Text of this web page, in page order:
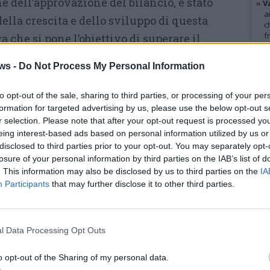
- Do Not Process My Personal Information
opt-out of the sale, sharing to third parties, or processing of your
for targeted advertising by us, please use the below opt-out
selection. Please note that after your opt-out request is processed
interest-based ads based on personal information utilized by us
to third parties prior to your opt-out. You may separately
of your personal information by third parties on the IAB’s list of
This information may also be disclosed by us to third parties on the
Participants that may further disclose it to other third parties.
Data Processing Opt Outs
opt-out of the Sharing of my personal data.
crescita e dello sviluppo di questa
che si pone l’obiettivo di superare il
combattere la polverizzazione delle
per l’avvio di una rinnovata gestione
dei boschi di protezione. “Continua il
della nostra Associazione che ha
immaginare un nuovo governo dei
Ringrazio per questo i soci che
nostro lavoro e quanti continuano a
e responsabilità, a partire dagli uffici
Lombardia e a tutti i tecnici e
con noi”
CURA, CONVIENE A TUTTI
ed attenzione, perché conviene a tutti.
»